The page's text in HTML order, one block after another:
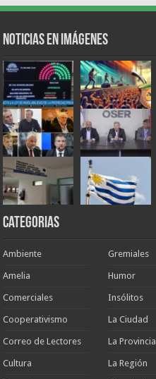
Noticias en Imágenes
Categorias
Ambiente
Amelia
Comerciales
Cooperativismo
Correo de Lectores
Cultura
Gremiales
Humor
Insólitos
La Ciudad
La Provincia
La Región